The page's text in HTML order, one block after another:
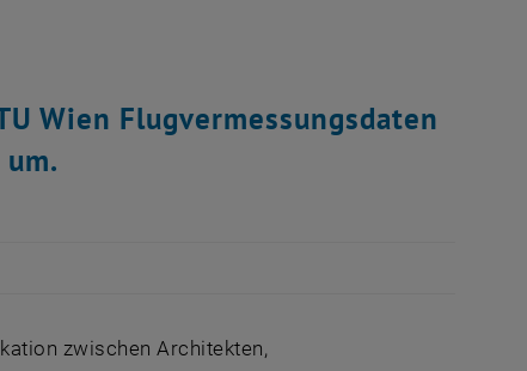
Wien Flugvermessungsdaten
zwischen Architekten,